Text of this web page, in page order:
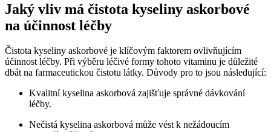
Jaký vliv má čistota kyseliny askorbové
na účinnost léčby
Čistota kyseliny askorbové je klíčovým faktorem ovlivňujícím
účinnost léčby. Při výběru léčivé formy tohoto vitaminu je důležité
dbát na farmaceutickou čistotu látky. Důvody pro to jsou následující:
Kvalitní kyselina askorbová zajišťuje správné dávkování
léčby.
Nečistá kyselina askorbová může vést k nežádoucím